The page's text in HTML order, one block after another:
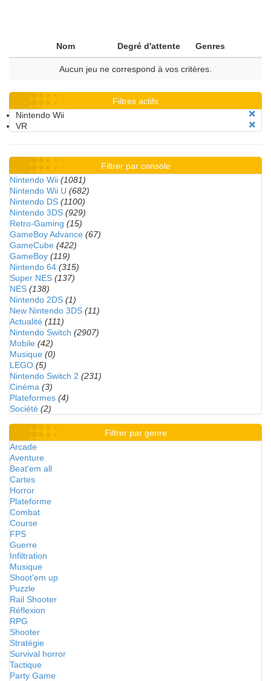
Nom Degré d'attente Genres
Aucun jeu ne correspond à vos critères.
Filtres actifs
Nintendo Wii
VR
Filtrer par console
Nintendo Wii (1081)
Nintendo Wii U (682)
Nintendo DS (1100)
Nintendo 3DS (929)
Retro-Gaming (15)
GameBoy Advance (67)
GameCube (422)
GameBoy (119)
Nintendo 64 (315)
Super NES (137)
NES (138)
Nintendo 2DS (1)
New Nintendo 3DS (11)
Actualité (111)
Nintendo Switch (2907)
Mobile (42)
Musique (0)
LEGO (5)
Nintendo Switch 2 (231)
Cinéma (3)
Plateformes (4)
Société (2)
Filtrer par genre
Arcade
Aventure
Beat'em all
Cartes
Horror
Plateforme
Combat
Course
FPS
Guerre
Infiltration
Musique
Shoot'em up
Puzzle
Rail Shooter
Réflexion
RPG
Shooter
Stratégie
Survival horror
Tactique
Party Game